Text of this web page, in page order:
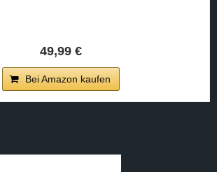
49,99 €
Bei Amazon kaufen